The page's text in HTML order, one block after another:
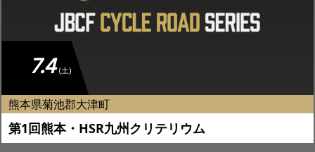
7.4 (土)
熊本県菊池郡大津町
第1回熊本・HSR九州クリテリウム